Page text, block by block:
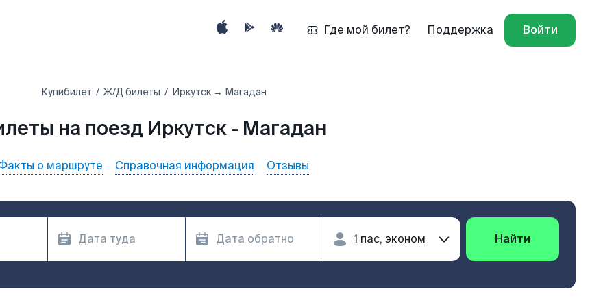
Где мой билет? Поддержка Войти
Купибилет Ж/Д билеты Иркутск → Магадан
на поезд Иркутск - Магадан
о маршруте Справочная информация Отзывы
Найти